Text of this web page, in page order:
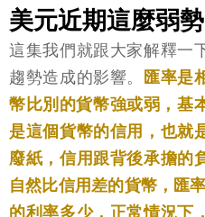
美元近期這麼弱
這集我們就跟大家解釋一
趨勢造成的影響。
匯率是
幣比別的貨幣強或弱，基
是這個貨幣的信用，也就
廢紙，信用跟背後承擔的
自然比信用差的貨幣，匯
的利率多少，正常情況下